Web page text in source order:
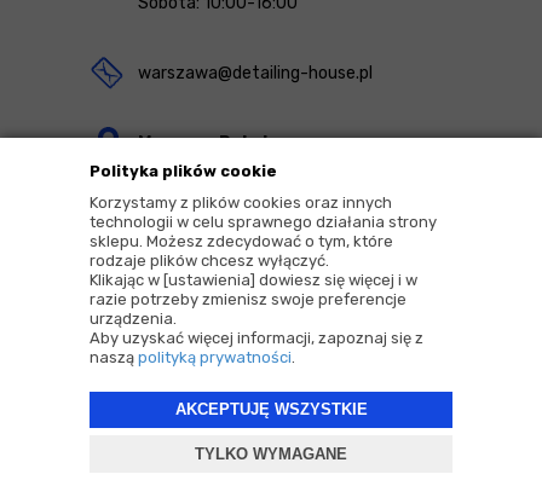
Polityka plików cookie
Korzystamy z plików cookies oraz innych
technologii w celu sprawnego działania strony
sklepu. Możesz zdecydować o tym, które
rodzaje plików chcesz wyłączyć.
Klikając w [ustawienia] dowiesz się więcej i w
razie potrzeby zmienisz swoje preferencje
urządzenia.
Aby uzyskać więcej informacji, zapoznaj się z
naszą polityką prywatności.
AKCEPTUJĘ WSZYSTKIE
TYLKO WYMAGANE
warszawa@detailing-house.pl
Magazyn Rekcin
Nomos Sp. z o.o. sp.k.
ul. Agrestowa 1
83-010 Rekcin
2026 © Copyrights by |Detailing House